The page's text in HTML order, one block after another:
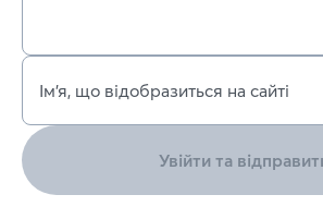
Ім’я, що відобразиться на сайті
Увійти та